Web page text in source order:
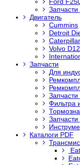
Двигатель
Cummins
Detroit
Volvo
Запчасти
Для
Фильтра
Каталоги PDF